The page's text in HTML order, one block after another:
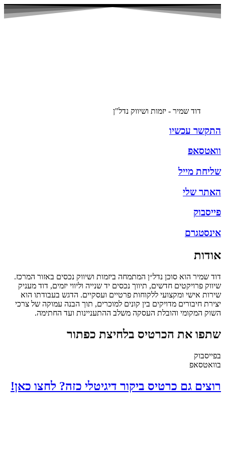
דוד שמיר - יזמות ושיווק נדל"ן
התקשר עכשיו
וואטסאפ
שליחת מייל
האתר שלי
פייסבוק
אינסטגרם
אודות
דוד שמיר הוא סוכן נדל״ן המתמחה ביזמות ושיווק נכסים באזור המרכז.
שיווק פרויקטים חדשים, תיווך נכסים יד שנייה וליווי יזמים, דוד מעניק
שירות אישי ומקצועי ללקוחות פרטיים ועסקיים. הדגש בעבודתו הוא
יצירת חיבורים מדויקים בין קונים למוכרים, תוך הבנה עמוקה של צרכי
השוק המקומי והובלת העסקה משלב ההתעניינות ועד החתימה.
שתפו את הכרטיס בלחיצת כפתור
בפייסבוק
בוואטסאפ
רוצים גם כרטיס ביקור דיגיטלי כזה? לחצו כאן!